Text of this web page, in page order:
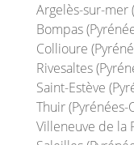
Argelès-sur-mer
Bompas
Collioure
Rivesaltes
Saint-Estève
Thuir
Villeneuve de la